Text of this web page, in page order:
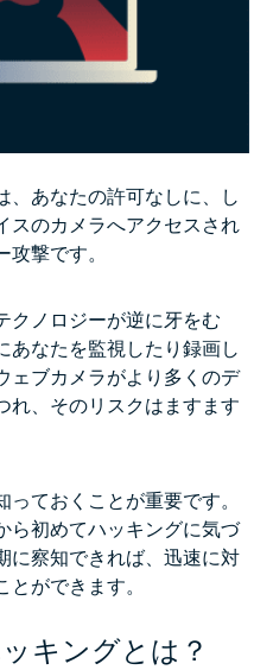
れた場合の対処法
、あなたの許可なしに、し
スのカメラへアクセスされ
撃です。
クノロジーが逆に牙をむ
あなたを監視したり録画し
ェブカメラがより多くのデ
れ、そのリスクはますます
ておくことが重要です。
ら初めてハッキングに気づ
に察知できれば、迅速に対
ができます。
キングとは？